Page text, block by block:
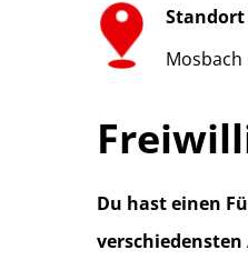
Standort
Mosbach
Du hast einen